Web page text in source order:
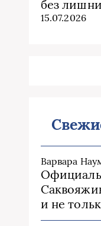
без
15.07.2026
Варвара
и не